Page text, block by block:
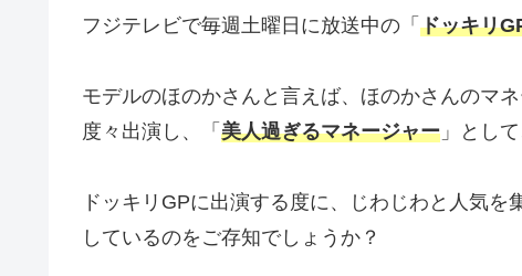
フジテレビで毎週土曜日に放送中の「 ドッキリ
モデルのほのかさんと言えば、ほのかさんのマネ
度々出演し、「 美人過ぎるマネージャー 」とし
ドッキリGPに出演する度に、じわじわと人気を
しているのをご存知でしょうか？